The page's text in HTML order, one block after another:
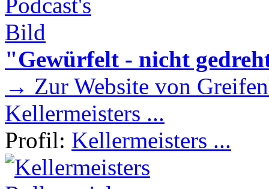
"Gewürfelt - nicht
→ Zur Website von
Kellermeisters ...
Profil: Kellermeisters ...